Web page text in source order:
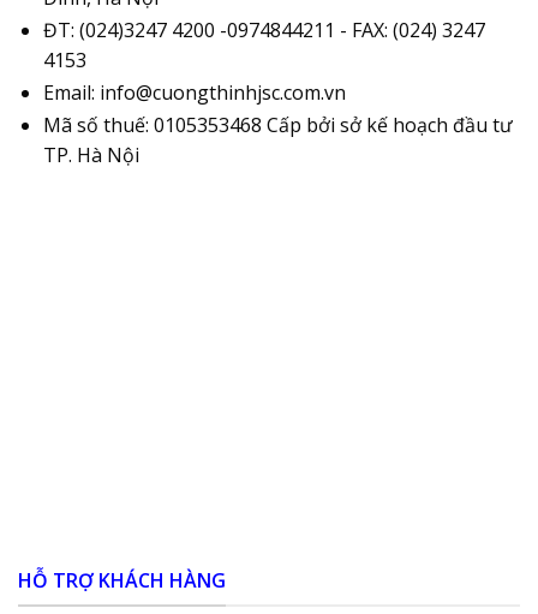
ĐT: (024)3247 4200 -0974844211 - FAX: (024) 3247
4153
Email: info@cuongthinhjsc.com.vn
Mã số thuế: 0105353468 Cấp bởi sở kế hoạch đầu tư
TP. Hà Nội
HỖ TRỢ KHÁCH HÀNG